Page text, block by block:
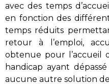
avec des temps
en fonction des
temps réduits
retour à l’emploi,
obtenue pour l’accueil
handicap ayant
aucune autre solution